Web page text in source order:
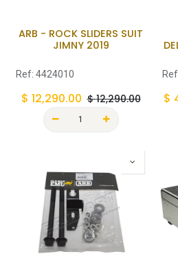
ARB - ROCK SLIDERS SUIT
JIMNY 2019
Ref: 4424010
$ 12,290.00 $12,290.00 $